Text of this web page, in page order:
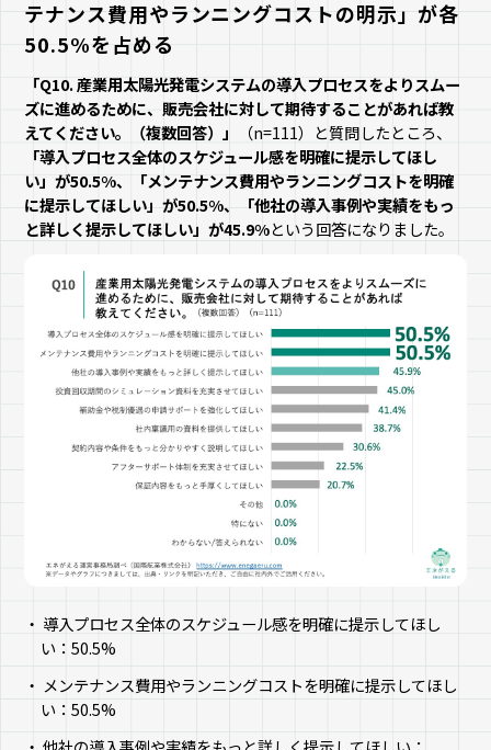
テナンス費用やランニングコストの明示」が各
50.5%を占める
「Q10. 産業用太陽光発電システムの導入プロセスをよりスムー
ズに進めるために、販売会社に対して期待することがあれば教
えてください。（複数回答）」
（n=111）と質問したところ、
「導入プロセス全体のスケジュール感を明確に提示してほし
い」が50.5%、「メンテナンス費用やランニングコストを明確
に提示してほしい」が50.5%、「他社の導入事例や実績をもっ
と詳しく提示してほしい」が45.9%という回答になりました。
導入プロセス全体のスケジュール感を明確に提示してほし
い：50.5%
メンテナンス費用やランニングコストを明確に提示してほし
い：50.5%